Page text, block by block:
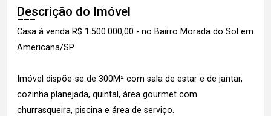
Descrição do Imóvel
Casa à venda R$ 1.500.000,00 - no Bairro Morada do Sol em
Americana/SP
Imóvel dispõe-se de 300M² com sala de estar e de jantar,
cozinha planejada, quintal, área gourmet com
churrasqueira, piscina e área de serviço.